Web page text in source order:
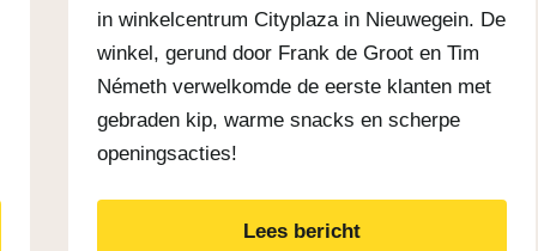
in winkelcentrum Cityplaza in Nieuwegein. De
winkel, gerund door Frank de Groot en Tim
Németh verwelkomde de eerste klanten met
gebraden kip, warme snacks en scherpe
openingsacties!
Lees bericht